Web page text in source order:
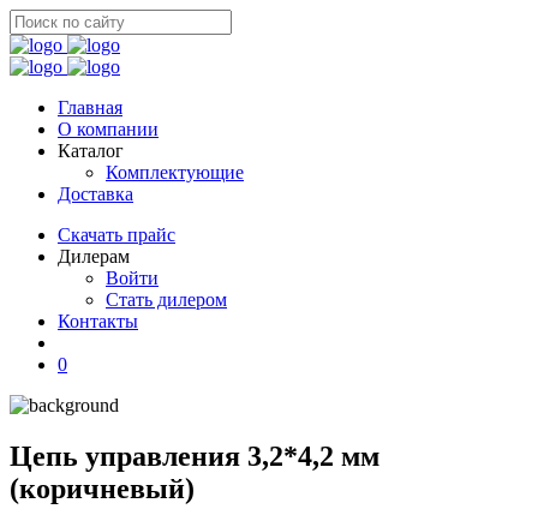
Главная
О компании
Каталог
Комплектующие
Доставка
Скачать прайс
Дилерам
Войти
Стать дилером
Контакты
0
Цепь управления 3,2*4,2 мм
(коричневый)